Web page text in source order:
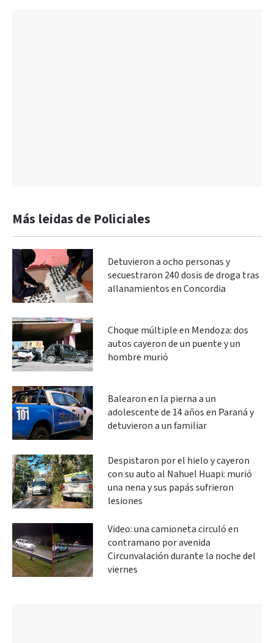
Más leidas de Policiales
Detuvieron a ocho personas y
secuestraron 240 dosis de droga tras
allanamientos en Concordia
Choque múltiple en Mendoza: dos
autos cayeron de un puente y un
hombre murió
Balearon en la pierna a un
adolescente de 14 años en Paraná y
detuvieron a un familiar
Despistaron por el hielo y cayeron
con su auto al Nahuel Huapi: murió
una nena y sus papás sufrieron
lesiones
Video: una camioneta circuló en
contramano por avenida
Circunvalación durante la noche del
viernes